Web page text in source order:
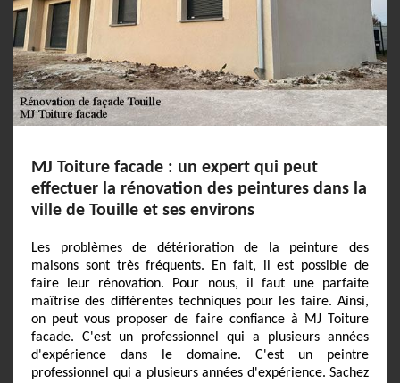
MJ Toiture facade : un expert qui peut
effectuer la rénovation des peintures dans la
ville de Touille et ses environs
Les problèmes de détérioration de la peinture des
maisons sont très fréquents. En fait, il est possible de
faire leur rénovation. Pour nous, il faut une parfaite
maîtrise des différentes techniques pour les faire. Ainsi,
on peut vous proposer de faire confiance à MJ Toiture
facade. C'est un professionnel qui a plusieurs années
d'expérience dans le domaine. C'est un peintre
professionnel qui a plusieurs années d'expérience. Sachez